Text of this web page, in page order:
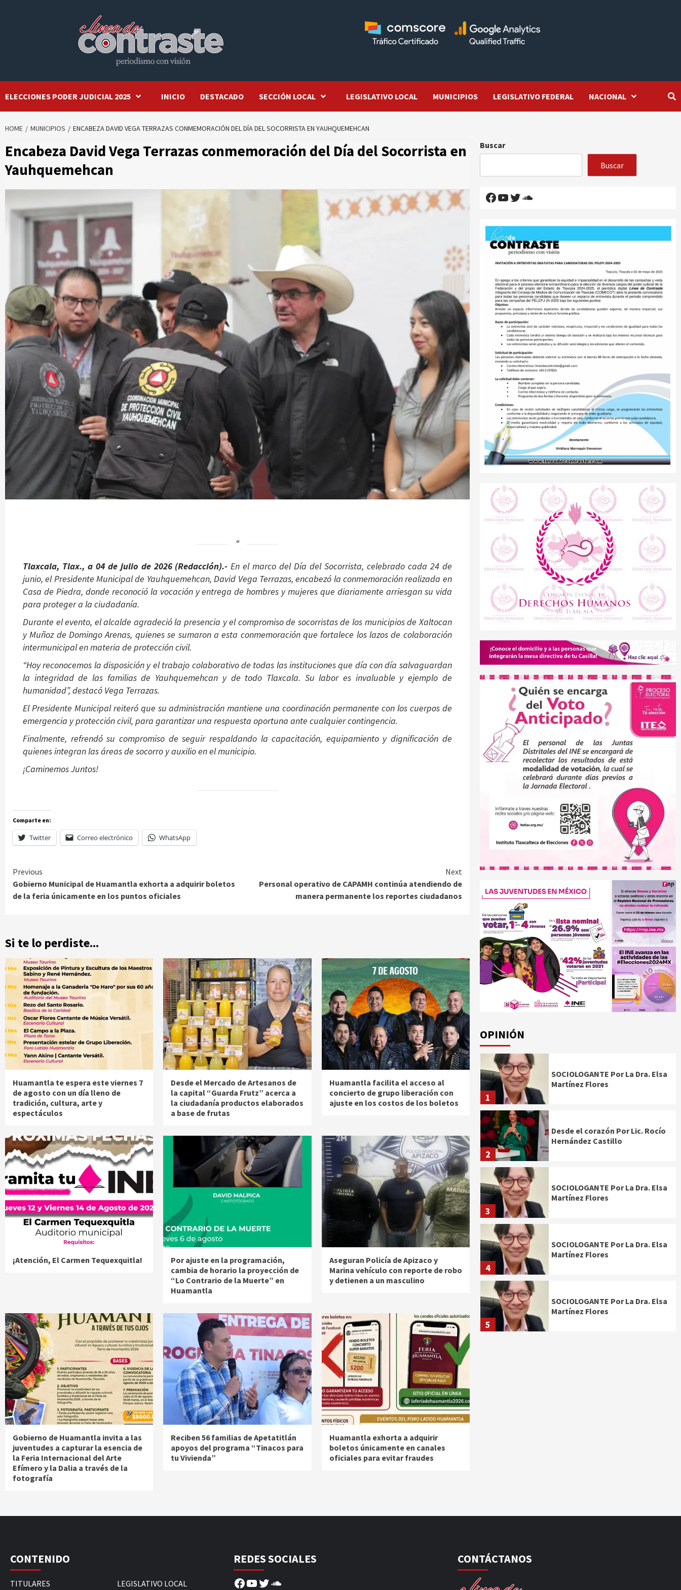
ELECCIONES PODER JUDICIAL 2025 INICIO DESTACADO SECCIÓN LOCAL LEGISLATIVO LOCAL MUNICIPIOS LEGISLATIVO FEDERAL NACIONAL
HOME MUNICIPIOS ENCABEZA DAVID VEGA TERRAZAS CONMEMORACIÓN DEL DÍA DEL SOCORRISTA EN YAUHQUEMEHCAN
Encabeza David Vega Terrazas conmemoración del Día del Socorrista en
Yauhquemehcan
Tlaxcala, Tlax., a 04 de julio de 2026 (Redacción).-En el marco del Día del Socorrista, celebrado cada 24 de
junio, el Presidente Municipal de Yauhquemehcan, David Vega Terrazas, encabezó la conmemoración realizada en
Casa de Piedra, donde reconoció la vocación y entrega de hombres y mujeres que diariamente arriesgan su vida
para proteger a la ciudadanía.
Durante el evento, el alcalde agradeció la presencia y el compromiso de socorristas de los municipios de Xaltocan
y Muñoz de Domingo Arenas, quienes se sumaron a esta conmemoración que fortalece los lazos de colaboración
intermunicipal en materia de protección civil.
“Hoy reconocemos la disposición y el trabajo colaborativo de todas las instituciones que día con día salvaguardan
la integridad de las familias de Yauhquemehcan y de todo Tlaxcala. Su labor es invaluable y ejemplo de
humanidad”, destacó Vega Terrazas.
El Presidente Municipal reiteró que su administración mantiene una coordinación permanente con los cuerpos de
emergencia y protección civil, para garantizar una respuesta oportuna ante cualquier contingencia.
Finalmente, refrendó su compromiso de seguir respaldando la capacitación, equipamiento y dignificación de
quienes integran las áreas de socorro y auxilio en el municipio.
¡Caminemos Juntos!
Comparte en:
Twitter Correo electrónico WhatsApp
Continue
Reading
Previous
Gobierno Municipal de Huamantla exhorta a adquirir boletos
de la feria únicamente en los puntos oficiales
Next
Personal operativo de CAPAMH continúa atendiendo de
manera permanente los reportes ciudadanos
Si te lo perdiste...
Huamantla te espera este viernes 7
de agosto con un día lleno de
tradición, cultura, arte y
espectáculos
Desde el Mercado de Artesanos de
la capital “Guarda Frutz” acerca a
la ciudadanía productos elaborados
a base de frutas
Huamantla facilita el acceso al
concierto de grupo liberación con
ajuste en los costos de los boletos
¡Atención, El Carmen Tequexquitla!
Por ajuste en la programación,
cambia de horario la proyección de
“Lo Contrario de la Muerte” en
Huamantla
Aseguran Policía de Apizaco y
Marina vehículo con reporte de robo
y detienen a un masculino
Gobierno de Huamantla invita a las
juventudes a capturar la esencia de
la Feria Internacional del Arte
Efímero y la Dalia a través de la
fotografía
Reciben 56 familias de Apetatitlán
apoyos del programa “Tinacos para
tu Vivienda”
Huamantla exhorta a adquirir
boletos únicamente en canales
oficiales para evitar fraudes
Buscar
Buscar
Facebook
YouTube
Twitter
SoundCloud
OPINIÓN
1
SOCIOLOGANTE Por La Dra. Elsa
Martínez Flores
2
Desde el corazón Por Lic. Rocío
Hernández Castillo
3
SOCIOLOGANTE Por La Dra. Elsa
Martínez Flores
4
SOCIOLOGANTE Por La Dra. Elsa
Martínez Flores
5
SOCIOLOGANTE Por La Dra. Elsa
Martínez Flores
CONTENIDO
TITULARES LEGISLATIVO LOCAL
REDES SOCIALES
Facebook
YouTube
Twitter
SoundCloud
CONTÁCTANOS